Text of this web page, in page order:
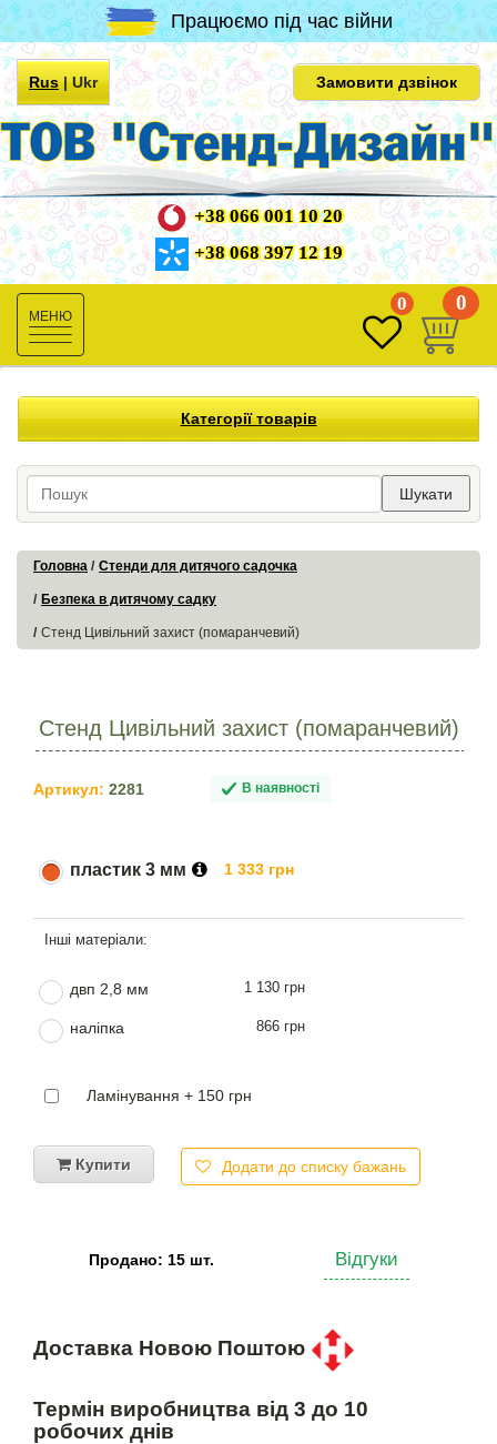
Працюємо під час війни
Rus|Ukr Замовити дзвінок
+38 066 001 10 20
+38 068 397 12 19
Toggle
navigation
0 0
Категорії товарів
Шукати
Головна Стенди для дитячого садочка
Безпека в дитячому садку
Стенд Цивільний захист (помаранчевий)
Стенд Цивільний захист (помаранчевий)
Артикул: 2281 В наявності
пластик 3 мм 1 333 грн
двп 2,8 мм 1 130 грн
наліпка 866 грн
Ламінування + 150 грн
Купити Додати до списку бажань
Продано: 15 шт. Відгуки
Доставка Новою Поштою
Термін виробництва від 3 до 10
робочих днів